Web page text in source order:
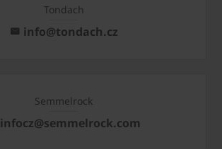
Tondach
info@tondach.cz
Semmelrock
infocz@semmelrock.com